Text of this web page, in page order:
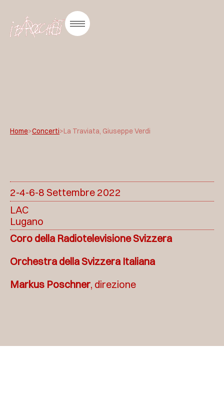
Home>Concerti>La Traviata, Giuseppe Verdi
2-4-6-8 Settembre 2022
LAC
Lugano
Coro della Radiotelevisione Svizzera
Orchestra della Svizzera Italiana
Markus Poschner, direzione